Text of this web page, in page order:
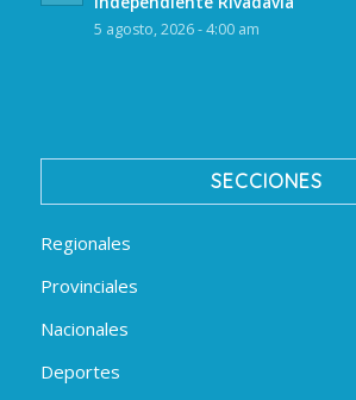
5 agosto, 2026 - 4:00 am
SECCIONES
Regionales
Provinciales
Nacionales
Deportes